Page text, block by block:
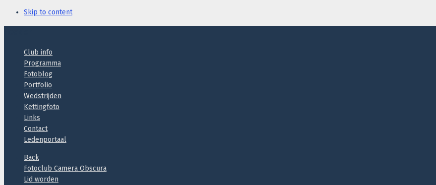
Skip to content
Club info
Programma
Fotoblog
Portfolio
Wedstrijden
Kettingfoto
Links
Contact
Ledenportaal
Back
Fotoclub Camera Obscura
Lid worden